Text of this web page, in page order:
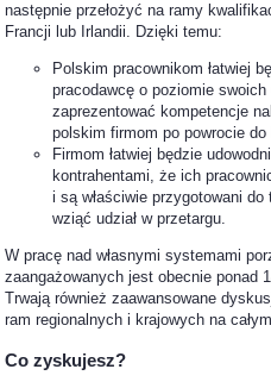
następnie przełożyć na ramy
Francji lub Irlandii. Dzięki temu:
Polskim pracownikom łatwiej
pracodawcę o poziomie
zaprezentować kompetencje
polskim firmom po powrocie do
Firmom łatwiej będzie
kontrahentami, że ich
i są właściwie przygotowani
wziąć udział w przetargu.
W pracę nad własnymi systemami
zaangażowanych jest obecnie ponad
Trwają również zaawansowane
ram regionalnych i krajowych na
Co zyskujesz?